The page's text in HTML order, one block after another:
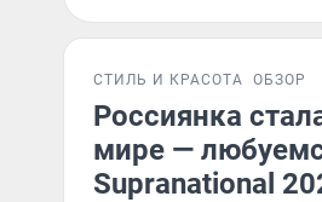
СТИЛЬ И КРАСОТА ОБЗОР
Россиянка
мире —
Supranational